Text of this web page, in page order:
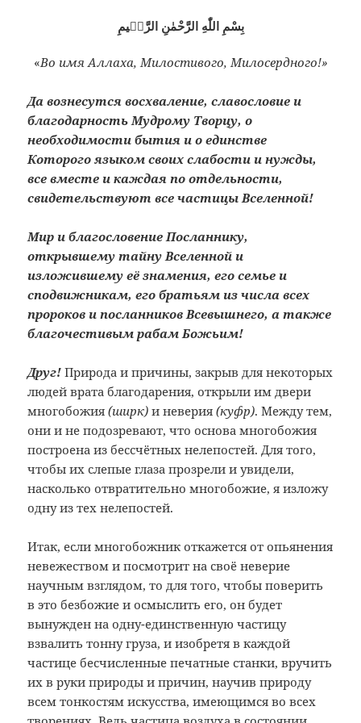
بِسْمِ اللّٰهِ الرَّحْمٰنِ الرَّحٖيمِ
«Во имя Аллаха, Милостивого, Милосердного!»
Да вознесутся восхваление, славословие и
благодарность Мудрому Творцу, о
необходимости бытия и о единстве
Которого языком своих слабости и нужды,
все вместе и каждая по отдельности,
свидетельствуют все частицы Вселенной!
Мир и благословение Посланнику,
открывшему тайну Вселенной и
изложившему её знамения, его семье и
сподвижникам, его братьям из числа всех
пророков и посланников Всевышнего, а также
благочестивым рабам Божьим!
Друг! Природа и причины, закрыв для некоторых
людей врата благодарения, открыли им двери
многобожия(ширк) и неверия(куфр). Между тем,
они и не подозревают, что основа многобожия
построена из бессчётных нелепостей. Для того,
чтобы их слепые глаза прозрели и увидели,
насколько отвратительно многобожие, я изложу
одну из тех нелепостей.
Итак, если многобожник откажется от опьянения
невежеством и посмотрит на своё неверие
научным взглядом, то для того, чтобы поверить
в это безбожие и осмыслить его, он будет
вынужден на одну-единственную частицу
взвалить тонну груза, и изобретя в каждой
частице бесчисленные печатные станки, вручить
их в руки природы и причин, научив природу
всем тонкостям искусства, имеющимся во всех